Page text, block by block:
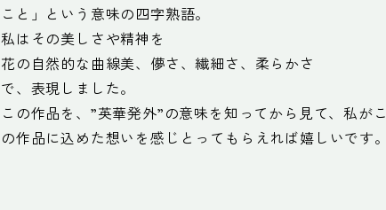
こと」という意味の四字熟語。
私はその美しさや精神を
花の自然的な曲線美、儚さ、繊細さ、柔らかさ
で、表現しました。
この作品を、”英華発外”の意味を知ってから見て、私がこ
の作品に込めた想いを感じとってもらえれば嬉しいです。